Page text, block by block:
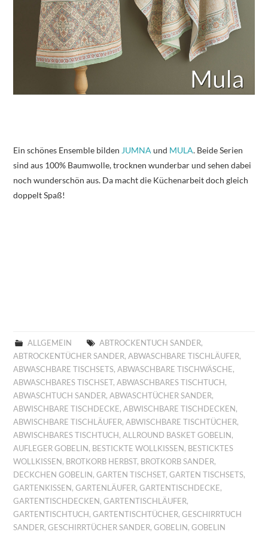
Ein schönes Ensemble bilden JUMNA und MULA. Beide Serien
sind aus 100% Baumwolle, trocknen wunderbar und sehen dabei
noch wunderschön aus. Da macht die Küchenarbeit doch gleich
doppelt Spaß!
ALLGEMEIN ABTROCKENTUCH SANDER,
ABTROCKENTÜCHER SANDER,ABWASCHBARE TISCHLÄUFER,
ABWASCHBARE TISCHSETS,ABWASCHBARE TISCHWÄSCHE,
ABWASCHBARES TISCHSET,ABWASCHBARES TISCHTUCH,
ABWASCHTUCH SANDER,ABWASCHTÜCHER SANDER,
ABWISCHBARE TISCHDECKE,ABWISCHBARE TISCHDECKEN,
ABWISCHBARE TISCHLÄUFER,ABWISCHBARE TISCHTÜCHER,
ABWISCHBARES TISCHTUCH,ALLROUND BASKET GOBELIN,
AUFLEGER GOBELIN, BESTICKTE WOLLKISSEN, BESTICKTES
WOLLKISSEN, BROTKORB HERBST, BROTKORB SANDER,
DECKCHEN GOBELIN,GARTEN TISCHSET,GARTEN TISCHSETS,
GARTENKISSEN,GARTENLÄUFER,GARTENTISCHDECKE,
GARTENTISCHDECKEN,GARTENTISCHLÄUFER,
GARTENTISCHTUCH,GARTENTISCHTÜCHER,GESCHIRRTUCH
SANDER,GESCHIRRTÜCHER SANDER,GOBELIN,GOBELIN